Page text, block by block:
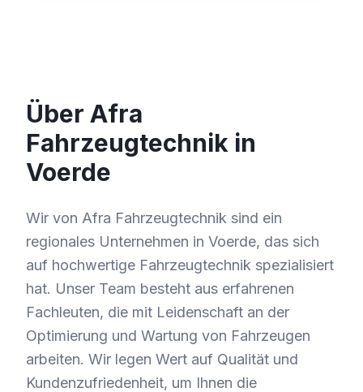
Über Afra
Fahrzeugtechnik in
Voerde
Wir von Afra Fahrzeugtechnik sind ein
regionales Unternehmen in Voerde, das sich
auf hochwertige Fahrzeugtechnik spezialisiert
hat. Unser Team besteht aus erfahrenen
Fachleuten, die mit Leidenschaft an der
Optimierung und Wartung von Fahrzeugen
arbeiten. Wir legen Wert auf Qualität und
Kundenzufriedenheit, um Ihnen die